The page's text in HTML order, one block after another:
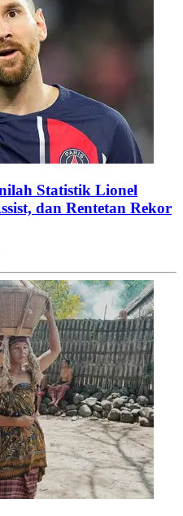
Statistik Lionel
dan Rentetan Rekor